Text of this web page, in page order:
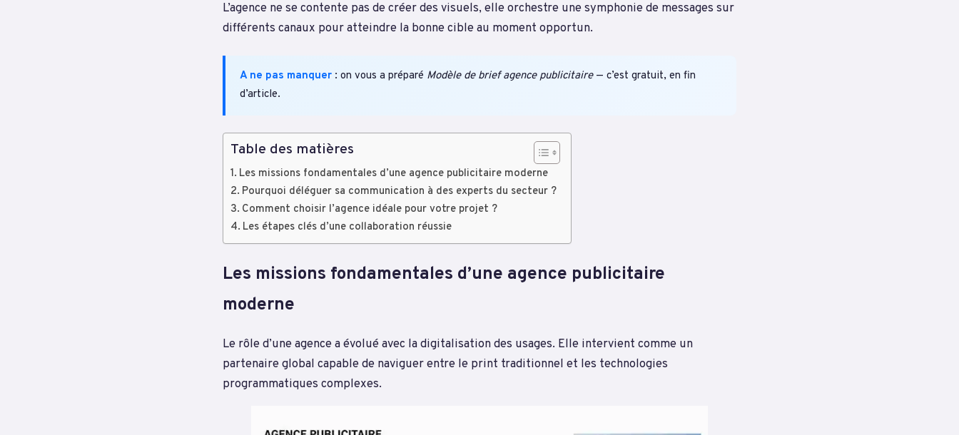
L’agence ne se contente pas de créer des visuels, elle orchestre une symphonie de messages sur
différents canaux pour atteindre la bonne cible au moment opportun.
A ne pas manquer : on vous a préparé Modèle de brief agence publicitaire— c’est gratuit, en fin
d’article.
Table des matières
Les missions fondamentales d’une agence publicitaire moderne
Pourquoi déléguer sa communication à des experts du secteur ?
Comment choisir l’agence idéale pour votre projet ?
Les étapes clés d’une collaboration réussie
Les missions fondamentales d’une agence publicitaire
moderne
Le rôle d’une agence a évolué avec la digitalisation des usages. Elle intervient comme un
partenaire global capable de naviguer entre le print traditionnel et les technologies
programmatiques complexes.